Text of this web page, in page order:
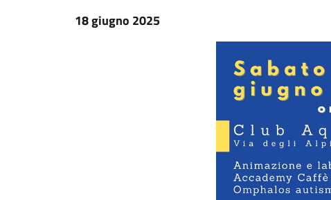
18 giugno 2025